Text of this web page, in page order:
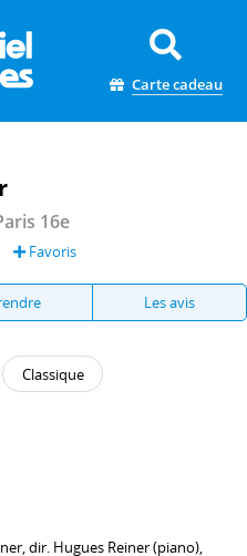
Carte cadeau
16e
Favoris
Les avis
Classique
, dir. Hugues Reiner(piano),